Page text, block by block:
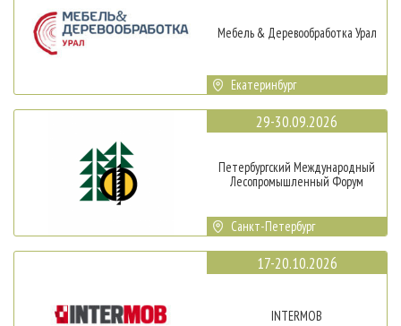
Мебель & Деревообработка Урал
Екатеринбург
29-30.09.2026
Петербургский Международный
Лесопромышленный Форум
Санкт-Петербург
17-20.10.2026
INTERMOB